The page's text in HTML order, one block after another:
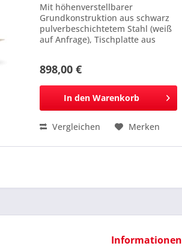
Mit höhenverstellbarer
Grundkonstruktion aus schwarz
pulverbeschichtetem Stahl (weiß
auf Anfrage), Tischplatte aus
erhältlich. Maße: 2000 x (660 /
898,00 €
In den Warenkorb
Vergleichen Merken
Informationen